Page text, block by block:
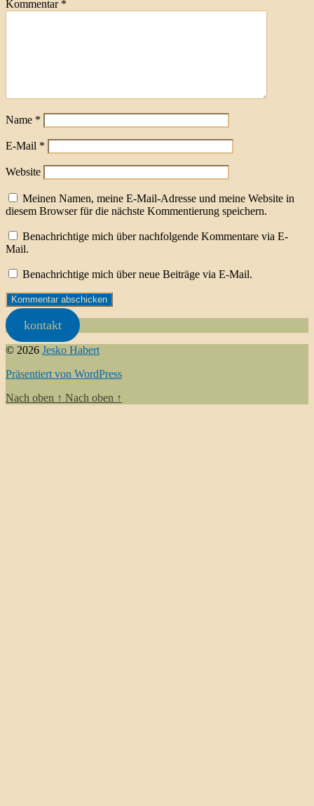
Kommentar *
Name *
E-Mail *
Website
Meinen Namen, meine E-Mail-Adresse und meine Website in
diesem Browser für die nächste Kommentierung speichern.
Benachrichtige mich über nachfolgende Kommentare via E-
Mail.
Benachrichtige mich über neue Beiträge via E-Mail.
kontakt
© 2026 Jesko Habert
Präsentiert von WordPress
Nach oben ↑ Nach oben ↑